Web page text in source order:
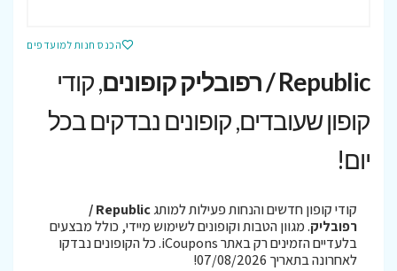
הכנס חנות למועדפים
Republic / רפובליק קופונים
, קודי
קופון שעובדים, קופונים נבדקים בכל
יום!
קודי קופון חדשים והנחות פעילות למותג
Republic /
רפובליק. מגוון הטבות וקופונים לשימוש מיידי, כולל מבצעים
בלעדיים הזמינים רק באתר iCoupons. כל הקופונים נבדקו
לאחרונה בתאריך 07/08/2026!